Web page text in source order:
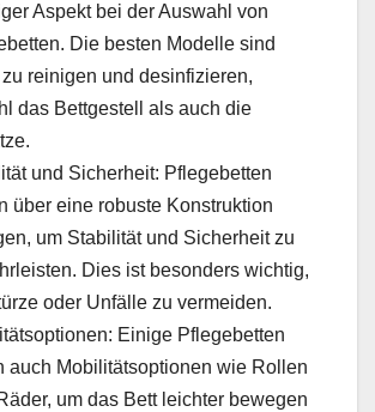
Aspekt bei der Auswahl von
Die besten Modelle sind
zu reinigen und desinfizieren,
das Bettgestell als auch die
und Sicherheit: Pflegebetten
über eine robuste Konstruktion
um Stabilität und Sicherheit zu
Dies ist besonders wichtig,
oder Unfälle zu vermeiden.
Einige Pflegebetten
auch Mobilitätsoptionen wie Rollen
um das Bett leichter bewegen